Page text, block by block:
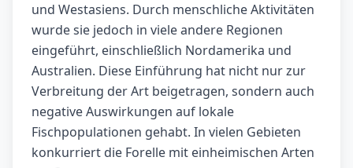
und Westasiens. Durch menschliche Aktivitäten
wurde sie jedoch in viele andere Regionen
eingeführt, einschließlich Nordamerika und
Australien. Diese Einführung hat nicht nur zur
Verbreitung der Art beigetragen, sondern auch
negative Auswirkungen auf lokale
Fischpopulationen gehabt. In vielen Gebieten
konkurriert die Forelle mit einheimischen Arten